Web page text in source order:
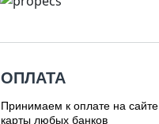
ОПЛАТА
Принимаем к оплате на сайте
карты любых банков